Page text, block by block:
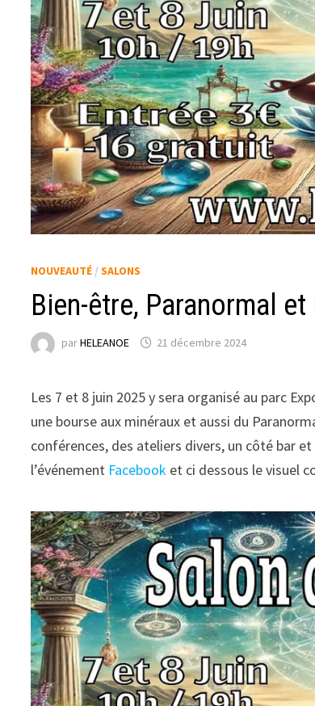
NOUVEAUTÉ /SALONS
Bien-être, Paranormal et
parHELEANOE 21 décembre 2024
Les 7 et 8 juin 2025 y sera organisé au parc
une bourse aux minéraux et aussi du
conférences, des ateliers divers, un côté bar
l’événement Facebook et ci dessous le visuel